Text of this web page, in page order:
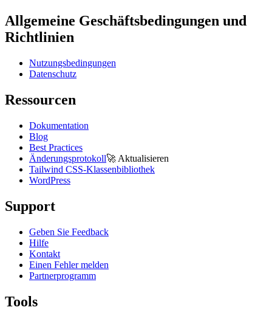
Allgemeine Geschäftsbedingungen und
Richtlinien
Nutzungsbedingungen
Datenschutz
Ressourcen
Dokumentation
Blog
Best Practices
Änderungsprotokoll🚀 Aktualisieren
Tailwind CSS-Klassenbibliothek
WordPress
Support
Geben Sie Feedback
Hilfe
Kontakt
Einen Fehler melden
Partnerprogramm
Tools